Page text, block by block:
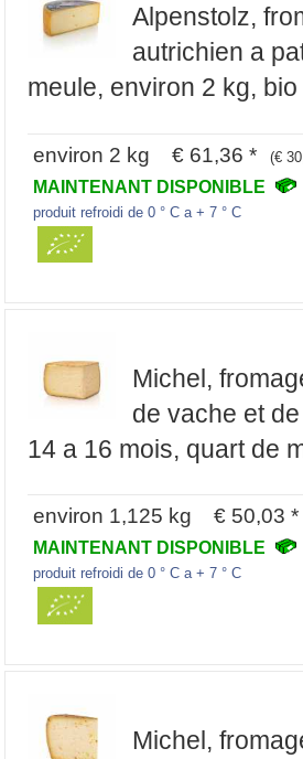
Alpenstolz,
autrichien a
meule, environ 2 kg, bio
environ 2 kg € 61,36 * (€
MAINTENANT DISPONIBLE
produit refroidi de 0 ° C a + 7 ° C
Michel,
de vache et
14 a 16 mois, quart de
environ 1,125 kg € 50,03 *
MAINTENANT DISPONIBLE
produit refroidi de 0 ° C a + 7 ° C
Michel,